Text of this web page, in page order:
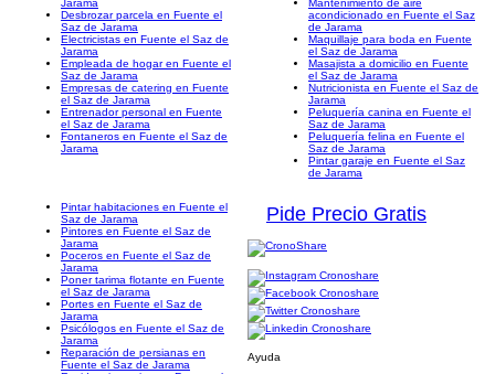
Jarama
Desbrozar parcela en Fuente el
Saz de Jarama
Electricistas en Fuente el Saz de
Jarama
Empleada de hogar en Fuente el
Saz de Jarama
Empresas de catering en Fuente
el Saz de Jarama
Entrenador personal en Fuente
el Saz de Jarama
Fontaneros en Fuente el Saz de
Jarama
Mantenimiento de aire
acondicionado en Fuente el Saz
de Jarama
Maquillaje para boda en Fuente
el Saz de Jarama
Masajista a domicilio en Fuente
el Saz de Jarama
Nutricionista en Fuente el Saz de
Jarama
Peluquería canina en Fuente el
Saz de Jarama
Peluquería felina en Fuente el
Saz de Jarama
Pintar garaje en Fuente el Saz
de Jarama
Pintar habitaciones en Fuente el
Saz de Jarama
Pintores en Fuente el Saz de
Jarama
Poceros en Fuente el Saz de
Jarama
Poner tarima flotante en Fuente
el Saz de Jarama
Portes en Fuente el Saz de
Jarama
Psicólogos en Fuente el Saz de
Jarama
Reparación de persianas en
Fuente el Saz de Jarama
Pide Precio Gratis
Ayuda